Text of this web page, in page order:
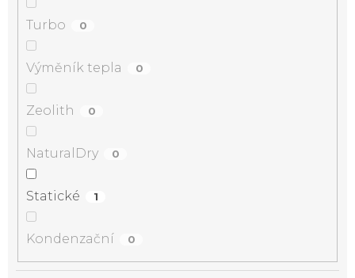
Turbo 0
Výměník tepla 0
Zeolith 0
NaturalDry 0
Statické 1
Kondenzační 0